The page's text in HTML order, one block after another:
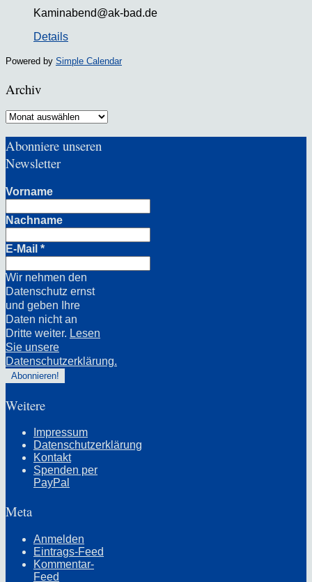
Kaminabend@ak-bad.de
Details
Powered by Simple Calendar
Archiv
Archiv
Abonniere unseren
Newsletter
Vorname
Nachname
E-Mail *
Wir nehmen den
Datenschutz ernst
und geben Ihre
Daten nicht an
Dritte weiter. Lesen
Sie unsere
Datenschutzerklärung.
Weitere
Impressum
Datenschutzerklärung
Kontakt
Spenden per
PayPal
Meta
Anmelden
Eintrags-Feed
Kommentar-
Feed